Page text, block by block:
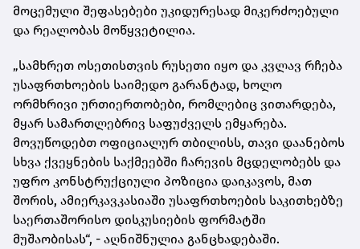
მოცემული შეფასებები უკიდურესად მიკერძოებული
და რეალობას მოწყვეტილია.
„სამხრეთ ოსეთისთვის რუსეთი იყო და კვლავ რჩება
უსაფრთხოების საიმედო გარანტად, ხოლო
ორმხრივი ურთიერთობები, რომლებიც ვითარდება,
მყარ სამართლებრივ საფუძველს ემყარება.
მოვუწოდებთ ოფიციალურ თბილისს, თავი დაანებოს
სხვა ქვეყნების საქმეებში ჩარევის მცდელობებს და
უფრო კონსტრუქციული პოზიცია დაიკავოს, მათ
შორის, ამიერკავკასიაში უსაფრთხოების საკითხებზე
საერთაშორისო დისკუსიების ფორმატში
მუშაობისას“, - აღნიშნულია განცხადებაში.